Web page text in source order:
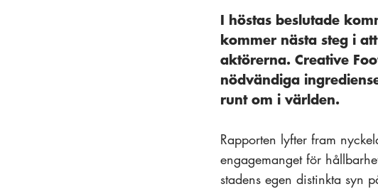
I höstas beslutade
kommer nästa steg i
aktörerna. Creative
nödvändiga
runt om i världen.
Rapporten lyfter fram
engagemanget för
stadens egen distinkta syn